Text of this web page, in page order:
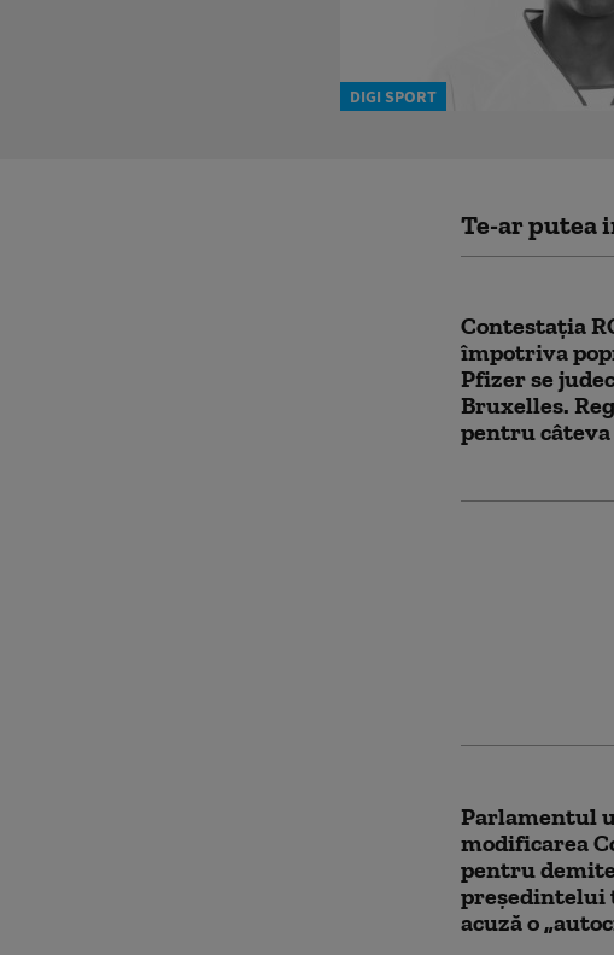
DIGI SPORT
Te-ar putea
Contestația
împotriva
Pfizer se
Bruxelles.
pentru
Parlamentul
modificarea
pentru
președintelui
acuză o